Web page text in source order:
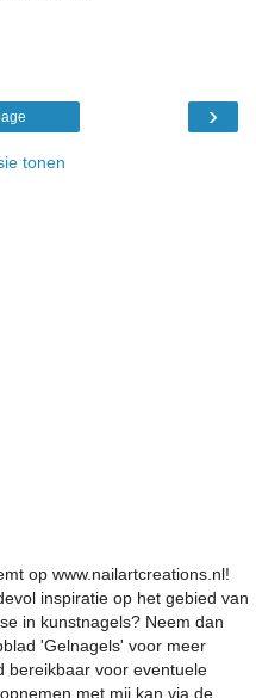
›
tonen
op www.nailartcreations.nl!
inspiratie op het gebied van
in kunstnagels? Neem dan
'Gelnagels' voor meer
bereikbaar voor eventuele
met mij kan via de